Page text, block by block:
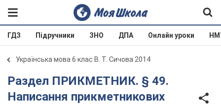
ГДЗ Підручники ЗНО ДПА Онлайн уроки
Українська мова 6 клас В. Т. Сичова 2014
Раздел ПРИКМЕТНИК. § 49.
Написання прикметникових